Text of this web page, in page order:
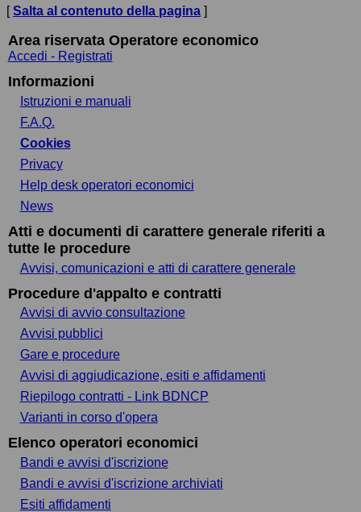
[Salta al contenuto della pagina ]
Area riservata Operatore economico
Accedi - Registrati
Informazioni
Istruzioni e manuali
F.A.Q.
Cookies
Privacy
Help desk operatori economici
News
Atti e documenti di carattere generale riferiti a
tutte le procedure
Avvisi, comunicazioni e atti di carattere generale
Procedure d'appalto e contratti
Avvisi di avvio consultazione
Avvisi pubblici
Gare e procedure
Avvisi di aggiudicazione, esiti e affidamenti
Riepilogo contratti - Link BDNCP
Varianti in corso d'opera
Elenco operatori economici
Bandi e avvisi d'iscrizione
Bandi e avvisi d'iscrizione archiviati
Esiti affidamenti